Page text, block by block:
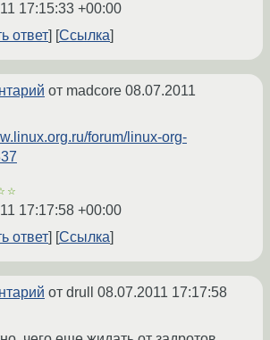
17:15:33 +00:00
ответ
Ссылка
от madcore 08.07.2011
forum/linux-org-
17:17:58 +00:00
ответ
Ссылка
от drull 08.07.2011 17:17:58